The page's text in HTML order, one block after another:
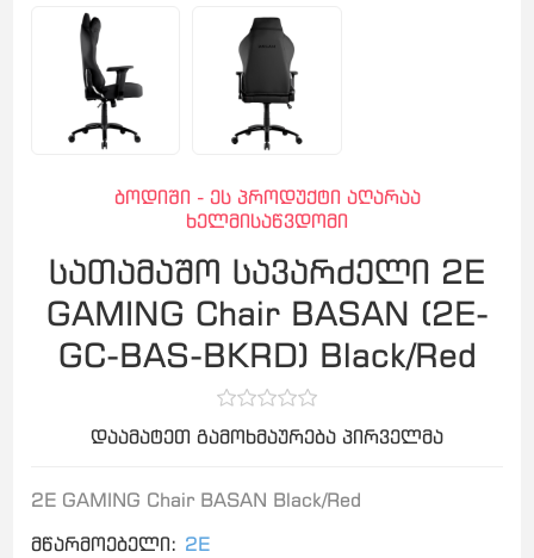
ბოდიში - ეს პროდუქტი აღარაა
ხელმისაწვდომი
სათამაშო სავარძელი 2E
GAMING Chair BASAN (2E-
GC-BAS-BKRD) Black/Red
დაამატეთ გამოხმაურება პირველმა
2E GAMING Chair BASAN Black/Red
მწარმოებელი: 2E